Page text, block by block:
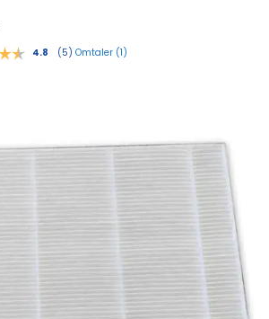
Gjennomsnittskarakter:
4.8 (stemmer:
5) Omtaler (1)